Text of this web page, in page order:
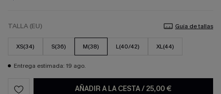
TALLA (EU) Guía de tallas
XS(34) S(36) M(38) L(40/42) XL(44)
Entrega estimada: 19 ago.
AÑADIR A LA CESTA/ 25,00 €